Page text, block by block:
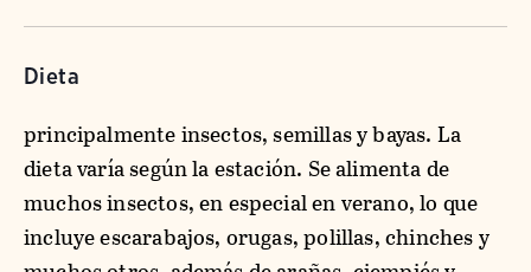
Dieta
principalmente insectos, semillas y bayas. La
dieta varía según la estación. Se alimenta de
muchos insectos, en especial en verano, lo que
incluye escarabajos, orugas, polillas, chinches y